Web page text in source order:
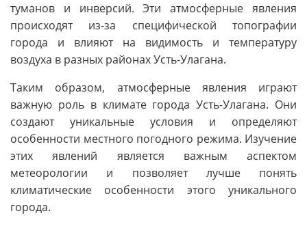
туманов и инверсий. Эти атмосферные явления
происходят из-за специфической топографии
города и влияют на видимость и температуру
воздуха в разных районах Усть-Улагана.
Таким образом, атмосферные явления играют
важную роль в климате города Усть-Улагана. Они
создают уникальные условия и определяют
особенности местного погодного режима. Изучение
этих явлений является важным аспектом
метеорологии и позволяет лучше понять
климатические особенности этого уникального
города.